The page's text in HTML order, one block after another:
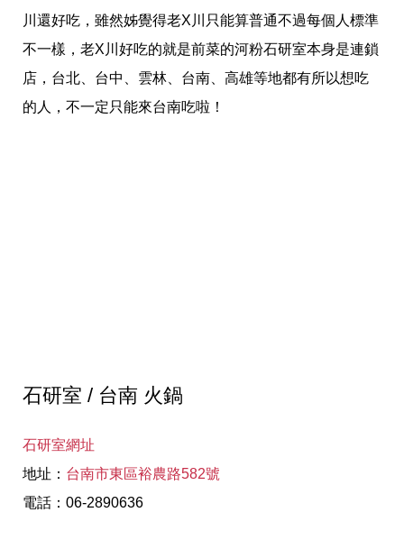
川還好吃，雖然姊覺得老X川只能算普通不過每個人標準
不一樣，老X川好吃的就是前菜的河粉石研室本身是連鎖
店，台北、台中、雲林、台南、高雄等地都有所以想吃
的人，不一定只能來台南吃啦！
石研室 / 台南 火鍋
石研室網址
地址： 台南市東區裕農路582號
電話：06-2890636